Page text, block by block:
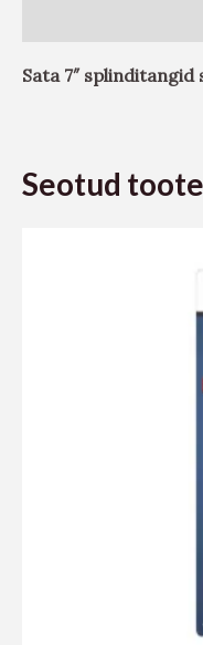
Sata 7″ splinditangid
Seotud